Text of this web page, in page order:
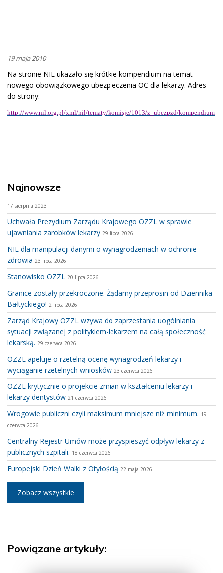
19 maja 2010
Na stronie NIL ukazało się krótkie kompendium na temat
nowego obowiązkowego ubezpieczenia OC dla lekarzy. Adres
do strony:
http://www.nil.org.pl/xml/nil/tematy/komisje/1013/z_ubezpzd/kompendium
Najnowsze
17 sierpnia 2023
Uchwała Prezydium Zarządu Krajowego OZZL w sprawie
ujawniania zarobków lekarzy 29 lipca 2026
NIE dla manipulacji danymi o wynagrodzeniach w ochronie
zdrowia 23 lipca 2026
Stanowisko OZZL 20 lipca 2026
Granice zostały przekroczone. Żądamy przeprosin od Dziennika
Bałtyckiego! 2 lipca 2026
Zarząd Krajowy OZZL wzywa do zaprzestania uogólniania
sytuacji związanej z politykiem-lekarzem na całą społeczność
lekarską. 29 czerwca 2026
OZZL apeluje o rzetelną ocenę wynagrodzeń lekarzy i
wyciąganie rzetelnych wniosków 23 czerwca 2026
OZZL krytycznie o projekcie zmian w kształceniu lekarzy i
lekarzy dentystów 21 czerwca 2026
Wrogowie publiczni czyli maksimum mniejsze niż minimum. 19
czerwca 2026
Centralny Rejestr Umów może przyspieszyć odpływ lekarzy z
publicznych szpitali. 18 czerwca 2026
Europejski Dzień Walki z Otyłością 22 maja 2026
Zobacz wszystkie
Powiązane artykuły: